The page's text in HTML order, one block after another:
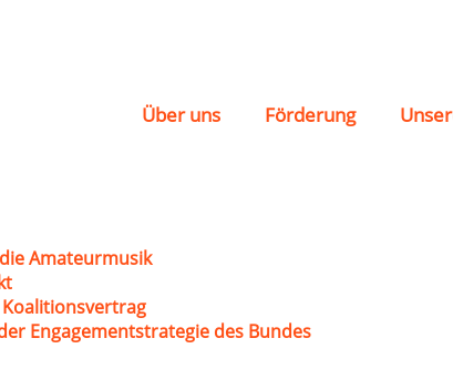
Über uns Förderung
Amateurmusik
Engagementstrategie des Bundes